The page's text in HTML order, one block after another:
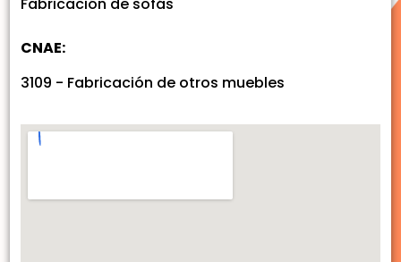
CNAE:
3109 - Fabricación de otros muebles